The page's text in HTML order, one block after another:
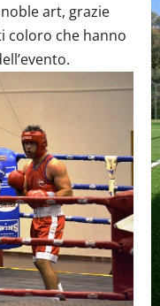
art, grazie
coloro che hanno